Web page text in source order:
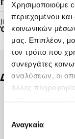
Χρησιμοποιούμε
περιεχομένου
κοινωνικών
μας. Επιπλέον,
τον τρόπο που
συνεργάτες
αναλύσεων, οι
άλλες
συγκατάθεσης
Αναγκαία
Jibbitz™ Ready:
Όχι
Δείτε ακόμη